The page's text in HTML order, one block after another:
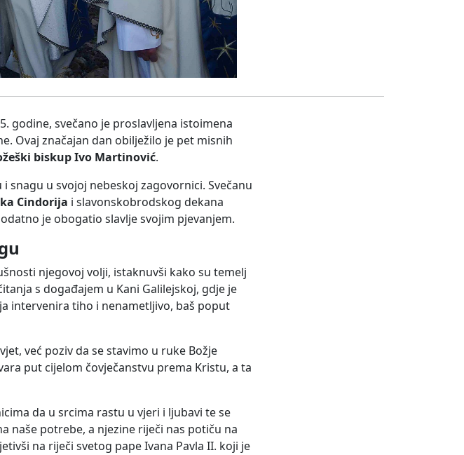
godine, svečano je proslavljena istoimena
Ovaj značajan dan obilježilo je pet misnih
biskup Ivo Martinović.
u svojoj nebeskoj zagovornici. Svečanu
Cindorija i slavonskobrodskog dekana
je obogatio slavlje svojim pjevanjem.
njegovoj volji, istaknuvši kako su temelj
s događajem u Kani Galilejskoj, gdje je
intervenira tiho i nenametljivo, baš poput
već poziv da se stavimo u ruke Božje
put cijelom čovječanstvu prema Kristu, a ta
da u srcima rastu u vjeri i ljubavi te se
naše potrebe, a njezine riječi nas potiču na
na riječi svetog pape Ivana Pavla II. koji je